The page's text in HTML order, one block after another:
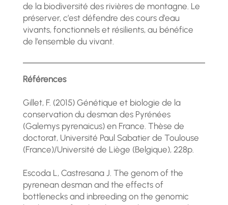
de la biodiversité des rivières de montagne. Le
préserver, c’est défendre des cours d’eau
vivants, fonctionnels et résilients, au bénéfice
de l’ensemble du vivant.
Références
Gillet, F. (2015) Génétique et biologie de la
conservation du desman des Pyrénées
(Galemys pyrenaicus) en France. Thèse de
doctorat, Université Paul Sabatier de Toulouse
(France)/Université de Liège (Belgique), 228p.
Escoda L, Castresana J. The genom of the
pyrenean desman and the effects of
bottlenecks and inbreeding on the genomic